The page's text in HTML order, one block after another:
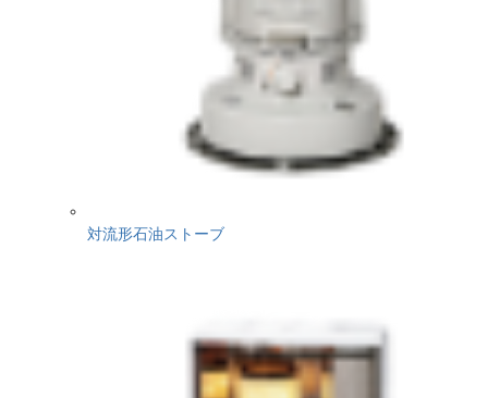
対流形石油ストーブ